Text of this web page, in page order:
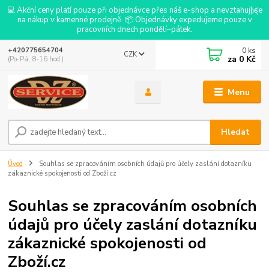
💻 Akční ceny platí pouze při objednávce přes náš e-shop a nevztahují se
na nákup v kamenné prodejně. 📦 Objednávky expedujeme pouze v
pracovních dnech pondělí–pátek.
Menu
CZK
Hledat
+420775654704
(Po-Pá, 8-16 hod.)
0 ks
za 0 Kč
Úvod
Souhlas se zpracováním osobních údajů pro účely zaslání dotazníku
zákaznické spokojenosti od Zboží.cz
Souhlas se zpracováním osobních
údajů pro účely zaslání dotazníku
zákaznické spokojenosti od
Zboží.cz